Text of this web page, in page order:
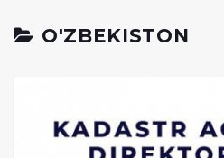
O'ZBEKISTON